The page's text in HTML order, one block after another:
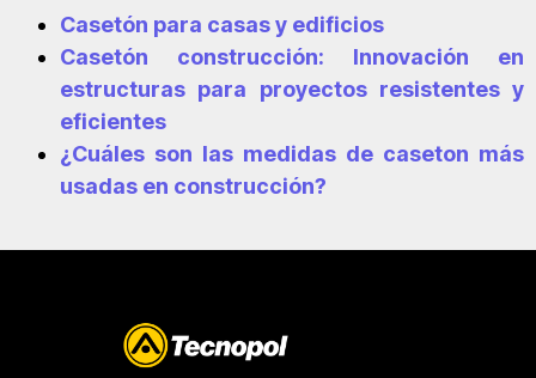
Casetón para casas y edificios
Casetón construcción: Innovación en
estructuras para proyectos resistentes y
eficientes
¿Cuáles son las medidas de caseton más
usadas en construcción?